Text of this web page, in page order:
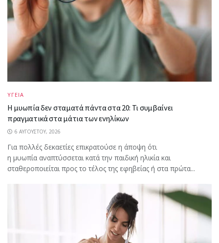
ΥΓΕΙΑ
Η μυωπία δεν σταματά πάντα στα 20: Τι συμβαίνει
πραγματικά στα μάτια των ενηλίκων
6 ΑΥΓΟΎΣΤΟΥ, 2026
Για πολλές δεκαετίες επικρατούσε η άποψη ότι
η μυωπία αναπτύσσεται κατά την παιδική ηλικία και
σταθεροποιείται προς το τέλος της εφηβείας ή στα πρώτα...